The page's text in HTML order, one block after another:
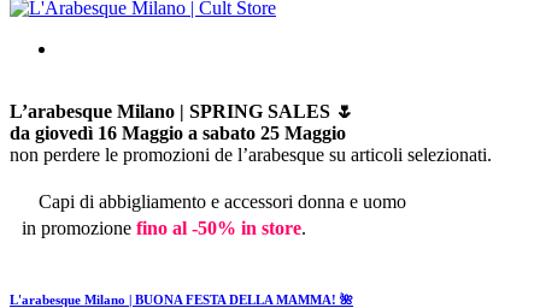
L’arabesque Milano | SPRING SALES 🌷
da giovedì 16 Maggio a sabato 25 Maggio
non perdere le promozioni de l’arabesque su articoli selezionati.
Capi di abbigliamento e accessori donna e uomo
in promozione fino al -50% in store.
L'arabesque Milano | BUONA FESTA DELLA MAMMA! 🌺